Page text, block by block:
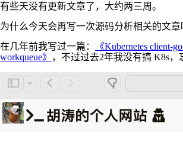
有些天没有更新文章了，大约两三周。
为什么今天会再写一次源码分析相关的文章
在几年前我写过一篇：
《Kubernetes client-
workqueue》 ，不过过去2年我没有搞 K8s